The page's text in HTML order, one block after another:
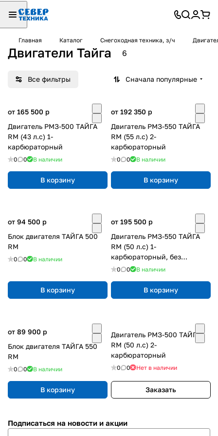
Главная Каталог Снегоходная техника, з/ч
Двигатели Тайга 6
Все фильтры Сначала популярные
от 165 500 p
Двигатель РМЗ-500 ТАЙГА
RM (43 л.с) 1-
карбюраторный
0 0 В наличии
В корзину
от 192 350 p
Двигатель РМЗ-550 ТАЙГА
RM (55 л.с) 2-
карбюраторный
0 0 В наличии
В корзину
от 94 500 p
Блок двигателя ТАЙГА 500
RM
0 0 В наличии
В корзину
от 195 500 p
Двигатель РМЗ-550 ТАЙГА
RM (50 л.с) 1-
карбюраторный, без
карбюратора
0 0 В наличии
В корзину
от 89 900 p
Блок двигателя ТАЙГА 550
RM
0 0 В наличии
В корзину
Двигатель РМЗ-500 ТАЙГА
RM (50 л.с) 2-
карбюраторный
0 0 Нет в наличии
Заказать
Подписаться на новости и акции